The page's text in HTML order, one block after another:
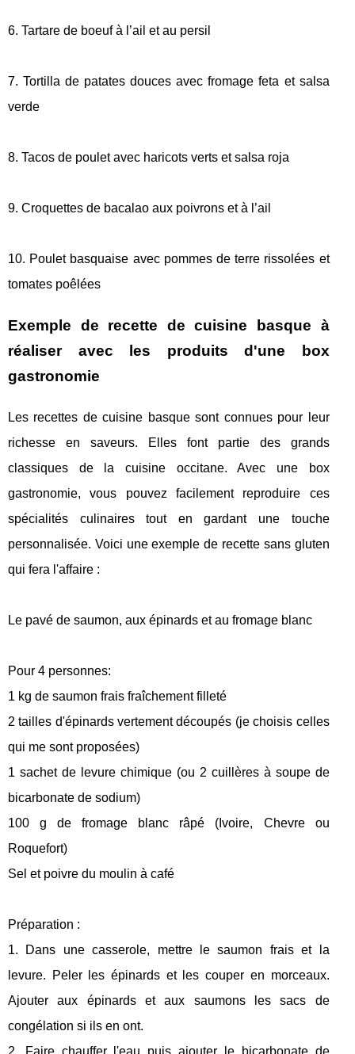
6. Tartare de boeuf à l’ail et au persil
7. Tortilla de patates douces avec fromage feta et salsa
verde
8. Tacos de poulet avec haricots verts et salsa roja
9. Croquettes de bacalao aux poivrons et à l’ail
10. Poulet basquaise avec pommes de terre rissolées et
tomates poêlées
Exemple de recette de cuisine basque à
réaliser avec les produits d'une box
gastronomie
Les recettes de cuisine basque sont connues pour leur
richesse en saveurs. Elles font partie des grands
classiques de la cuisine occitane. Avec une box
gastronomie, vous pouvez facilement reproduire ces
spécialités culinaires tout en gardant une touche
personnalisée. Voici une exemple de recette sans gluten
qui fera l'affaire :
Le pavé de saumon, aux épinards et au fromage blanc
Pour 4 personnes:
1 kg de saumon frais fraîchement filleté
2 tailles d'épinards vertement découpés (je choisis celles
qui me sont proposées)
1 sachet de levure chimique (ou 2 cuillères à soupe de
bicarbonate de sodium)
100 g de fromage blanc râpé (Ivoire, Chevre ou
Roquefort)
Sel et poivre du moulin à café
Préparation :
1. Dans une casserole, mettre le saumon frais et la
levure. Peler les épinards et les couper en morceaux.
Ajouter aux épinards et aux saumons les sacs de
congélation si ils en ont.
2. Faire chauffer l'eau puis ajouter le bicarbonate de